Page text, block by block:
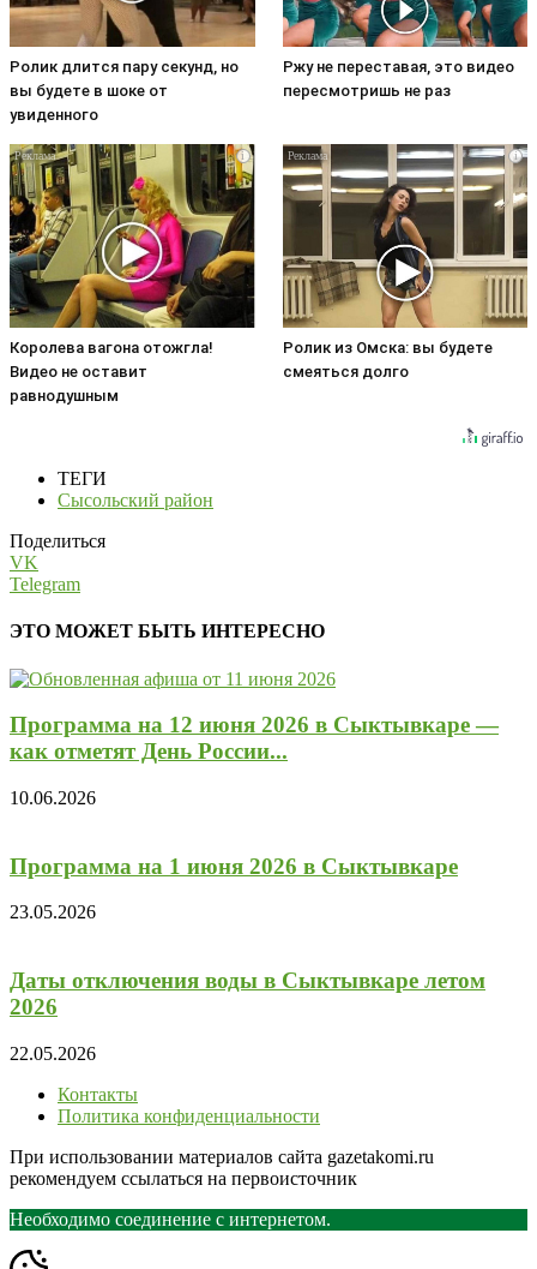
Ролик длится пару секунд, но
вы будете в шоке от
увиденного
Ржу не переставая, это видео
пересмотришь не раз
i
Королева вагона отожгла!
Видео не оставит
равнодушным
i
Ролик из Омска: вы будете
смеяться долго
ТЕГИ
Сысольский район
Поделиться
VK
Telegram
ЭТО МОЖЕТ БЫТЬ ИНТЕРЕСНО
Программа на 12 июня 2026 в Сыктывкаре —
как отметят День России...
10.06.2026
Программа на 1 июня 2026 в Сыктывкаре
23.05.2026
Даты отключения воды в Сыктывкаре летом
2026
22.05.2026
Контакты
Политика конфиденциальности
При использовании материалов сайта gazetakomi.ru
рекомендуем ссылаться на первоисточник
Необходимо соединение с интернетом.